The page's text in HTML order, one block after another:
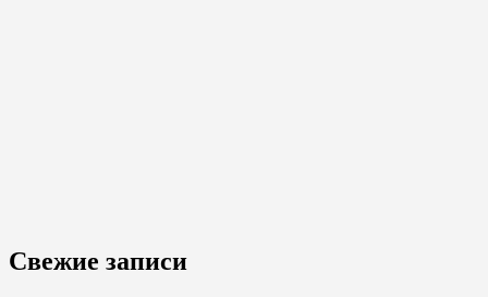
Свежие записи